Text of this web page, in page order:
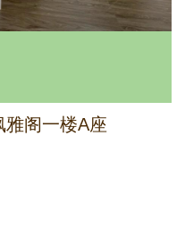
雅阁一楼A座